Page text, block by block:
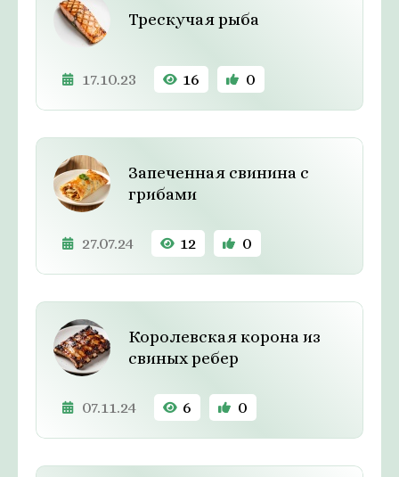
Трескучая рыба
17.10.23 16 0
Запеченная свинина с
грибами
27.07.24 12 0
Королевская корона из
свиных ребер
07.11.24 6 0